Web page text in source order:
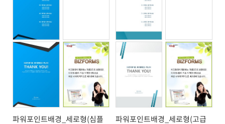
파워포인트배경_세로형(심플
파워포인트배경_세로형(고급